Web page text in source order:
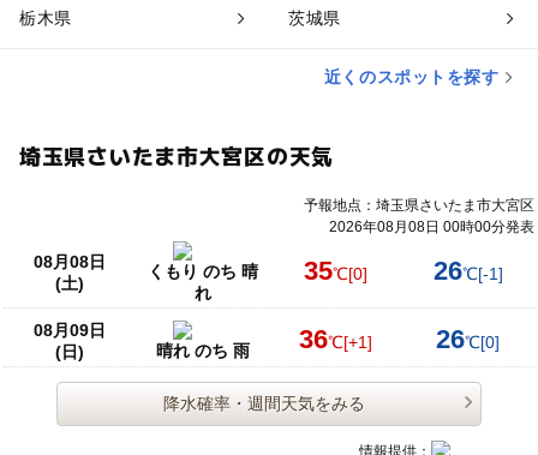
栃木県 茨城県
近くのスポットを探す
埼玉県さいたま市大宮区の天気
予報地点：埼玉県さいたま市大宮区
2026年08月08日 00時00分発表
08月08日
(土)
くもり のち 晴
れ
35℃[0] 26℃[-1]
08月09日
(日)
晴れ のち 雨 36℃[+1] 26℃[0]
降水確率・週間天気をみる
情報提供：